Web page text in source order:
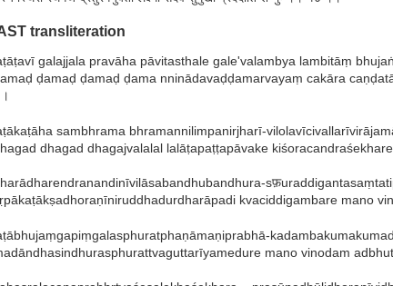
transliteration
galajjala pravāha pāvitasthale gale'valambya lambitāṃ
ḍamaḍ ḍamaḍ ḍama nninādavaḍḍamarvayaṃ cakāra
sambhrama bhramannilimpanirjharī-
dhagad dhagajvalalal lalāṭapaṭṭapāvake
kvaciddigambare mano
mano vinodam